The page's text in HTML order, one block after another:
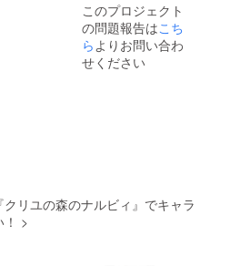
それぞ
れお好
みのも
のを１
個づつ
メモ
帳 A７
このプロジェクト
の問題報告はこち
らよりお問い合わ
せください
リユの森のナルビィ』でキャラ
>